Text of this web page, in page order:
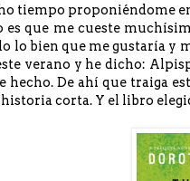
tiempo proponiéndome
es que me cueste
lo bien que me gustaría y
verano y he dicho:
hecho. De ahí que traiga
historia corta. Y el libro